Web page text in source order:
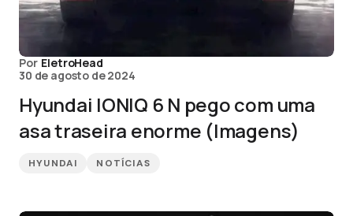
Por EletroHead
30 de agosto de 2024
Hyundai IONIQ 6 N pego com uma
asa traseira enorme (Imagens)
HYUNDAI NOTÍCIAS